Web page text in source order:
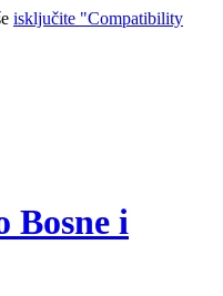
isključite "Compatibility
Bosne i